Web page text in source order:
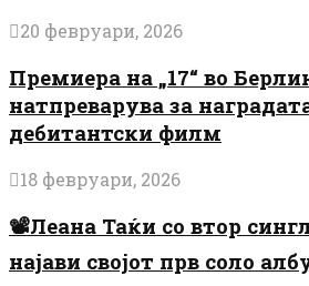
20 февруари, 2026
Премиера на „17“ во
натпреварува за
дебитантски филм
18 февруари, 2026
📽️Леана Таќи со втор
најави својот прв соло